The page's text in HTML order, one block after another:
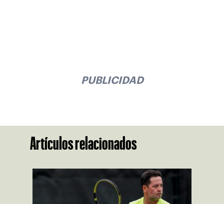
PUBLICIDAD
Artículos relacionados